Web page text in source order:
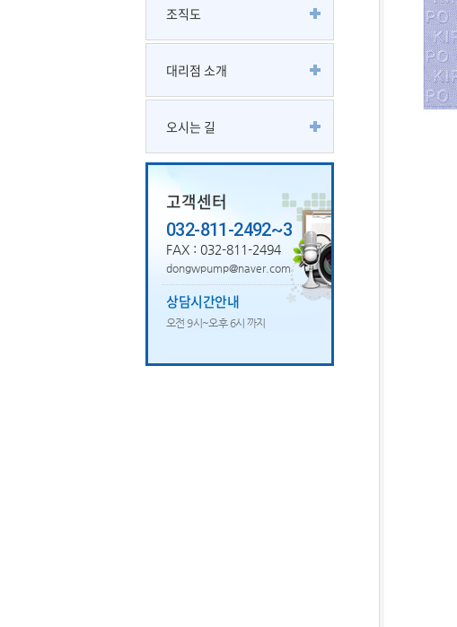
조직도
대리점 소개
오시는 길
고객센터
032-811-2492~3
FAX : 032-811-2494
dongwpump@naver.com
상담시간안내
오전 9시~오후 6시 까지